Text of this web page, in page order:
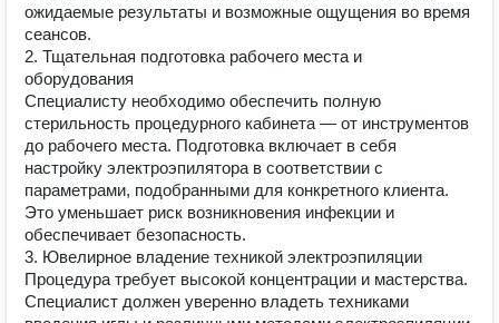
ожидаемые результаты и возможные ощущения во время
сеансов.
2. Тщательная подготовка рабочего места и
оборудования
Специалисту необходимо обеспечить полную
стерильность процедурного кабинета — от инструментов
до рабочего места. Подготовка включает в себя
настройку электроэпилятора в соответствии с
параметрами, подобранными для конкретного клиента.
Это уменьшает риск возникновения инфекции и
обеспечивает безопасность.
3. Ювелирное владение техникой электроэпиляции
Процедура требует высокой концентрации и мастерства.
Специалист должен уверенно владеть техниками